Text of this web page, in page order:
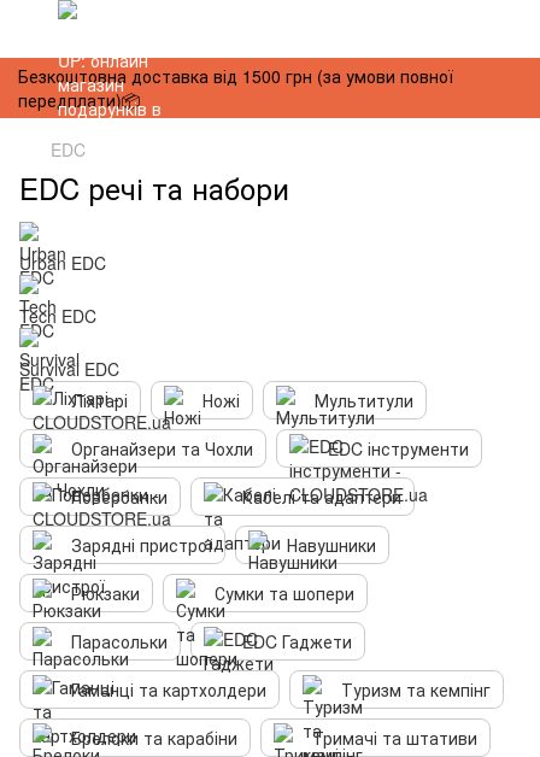
Безкоштовна доставка від 1500 грн (за умови повної
передплати)📦
EDC
EDC речі та набори
Urban EDC
Tech EDC
Survival EDC
Ліхтарі
Ножі
Мультитули
Органайзери та Чохли
EDC інструменти
Повербанки
Кабелі та адаптери
Зарядні пристрої
Навушники‌
Рюкзаки
Сумки та шопери
Парасольки
EDC Гаджети
Гаманці та картхолдери
Туризм та кемпінг
Брелоки та карабіни
Тримачі та штативи